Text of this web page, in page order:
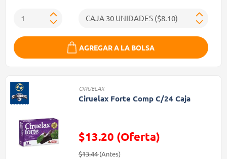
AGREGAR A LA BOLSA
CIRUELAX
Ciruelax Forte Comp C/24 Caja
$13.20 (Oferta)
Precio reducido de
$13.44(Antes)(Oferta)